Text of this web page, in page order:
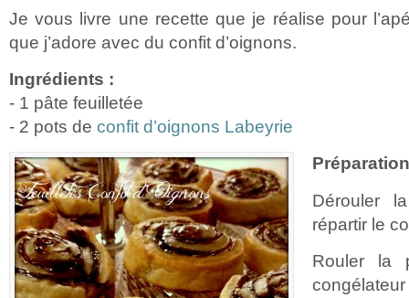
Je vous livre une recette que je réalise pour
que j’adore avec du confit d’oignons.
Ingrédients :
- 1 pâte feuilletée
- 2 pots de confit d’oignons Labeyrie
Dérouler
répartir le
Rouler la